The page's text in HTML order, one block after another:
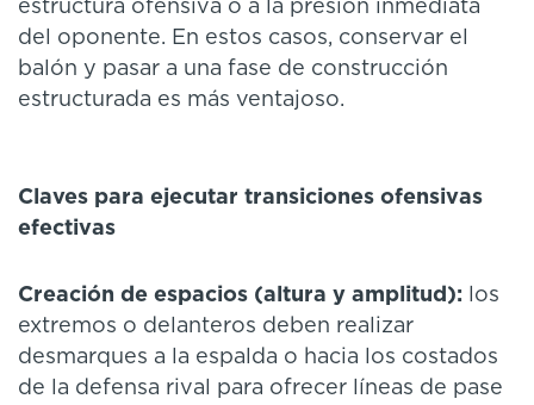
estructura ofensiva o a la presión inmediata
del oponente. En estos casos, conservar el
balón y pasar a una fase de construcción
estructurada es más ventajoso.
Claves para ejecutar transiciones ofensivas
efectivas
Creación de espacios (altura y amplitud): los
extremos o delanteros deben realizar
desmarques a la espalda o hacia los costados
de la defensa rival para ofrecer líneas de pase